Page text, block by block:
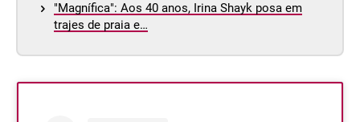
"Magnífica": Aos 40 anos, Irina Shayk posa em
trajes de praia e…